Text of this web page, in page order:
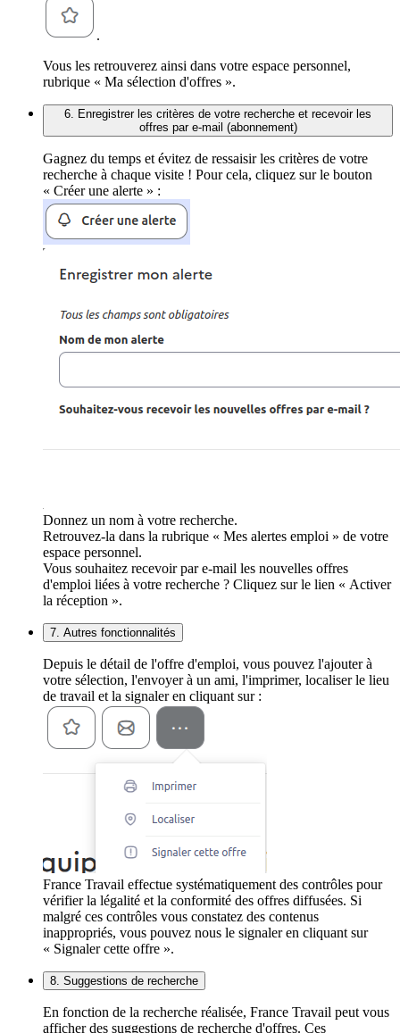
.
Vous les retrouverez ainsi dans votre espace personnel,
rubrique « Ma sélection d'offres ».
6. Enregistrer les critères de votre recherche et recevoir les
offres par e-mail (abonnement)
Gagnez du temps et évitez de ressaisir les critères de votre
recherche à chaque visite ! Pour cela, cliquez sur le bouton
« Créer une alerte » :
Donnez un nom à votre recherche.
Retrouvez-la dans la rubrique « Mes alertes emploi » de votre
espace personnel.
Vous souhaitez recevoir par e-mail les nouvelles offres
d'emploi liées à votre recherche ? Cliquez sur le lien « Activer
la réception ».
7. Autres fonctionnalités
Depuis le détail de l'offre d'emploi, vous pouvez l'ajouter à
votre sélection, l'envoyer à un ami, l'imprimer, localiser le lieu
de travail et la signaler en cliquant sur :
France Travail effectue systématiquement des contrôles pour
vérifier la légalité et la conformité des offres diffusées. Si
malgré ces contrôles vous constatez des contenus
inappropriés, vous pouvez nous le signaler en cliquant sur
« Signaler cette offre ».
8. Suggestions de recherche
En fonction de la recherche réalisée, France Travail peut vous
afficher des suggestions de recherche d'offres. Ces